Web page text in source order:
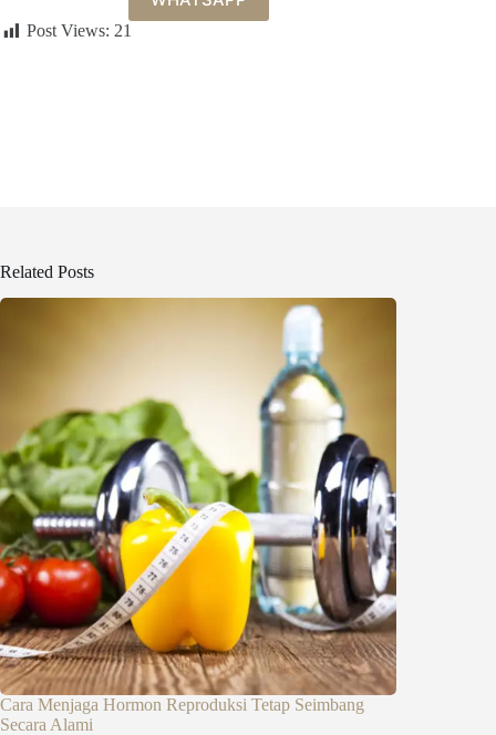
Post Views: 21
Related Posts
Cara Menjaga Hormon Reproduksi Tetap Seimbang
Secara Alami